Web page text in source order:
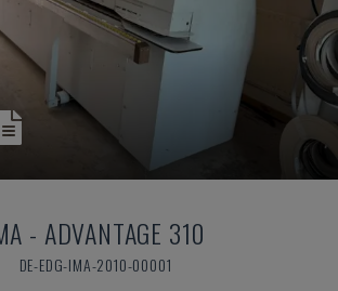
- ADVANTAGE 310
DE-EDG-IMA-2010-00001